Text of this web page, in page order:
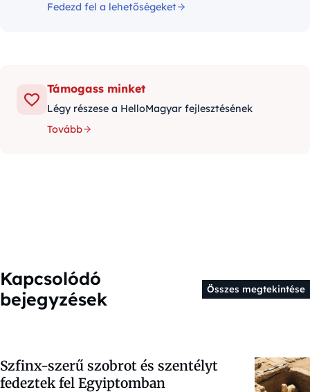
Fedezd fel a lehetőségeket
Támogass minket
Légy részese a HelloMagyar fejlesztésének
Tovább
Kapcsolódó
bejegyzések
Összes megtekintése
Szfinx-szerű szobrot és szentélyt
fedeztek fel Egyiptomban